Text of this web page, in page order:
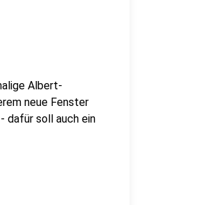
Albert-
neue Fenster
dafür soll auch ein